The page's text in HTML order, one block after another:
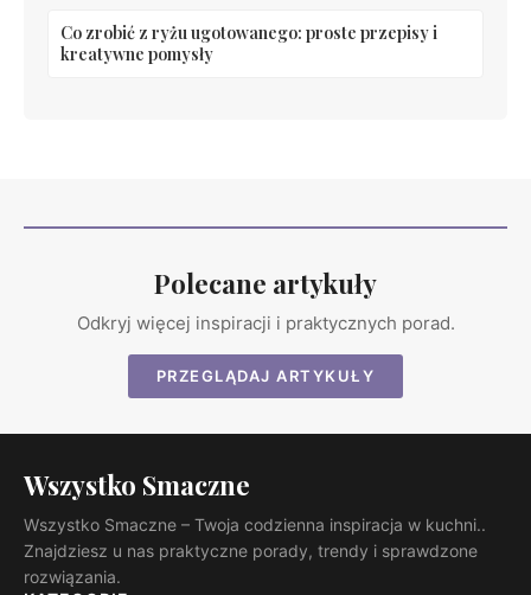
Co zrobić z ryżu ugotowanego: proste przepisy i
kreatywne pomysły
Polecane artykuły
Odkryj więcej inspiracji i praktycznych porad.
PRZEGLĄDAJ ARTYKUŁY
Wszystko Smaczne
Wszystko Smaczne – Twoja codzienna inspiracja w kuchni..
Znajdziesz u nas praktyczne porady, trendy i sprawdzone
rozwiązania.